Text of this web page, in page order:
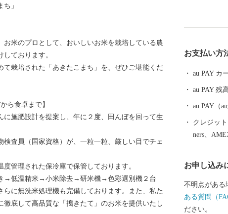
」
お米のプロとして、おいしいお米を栽培している農
ております。
て栽培された「あきたこまち」を、ぜひご堪能くだ
ら食卓まで】
に施肥設計を提案し、年に２度、田んぼを回って生
検査員（国家資格）が、一粒一粒、厳しい目でチェ
管理された保冷庫で保管しております。
→低温精米→小米除去→研米機→色彩選別機２台
に無洗米処理機も完備しております。また、私た
底して高品質な「搗きたて」のお米を提供いたし
わせ、様々
豊かな自然環
にも大きく
田市内を走
と、秋田県
車窓の外に
界一の綴子大
跡、田舎ス
文化・食・
お支払い方
au PAY カ
au PAY 残
au PAY（
クレジッ
ners、
お申し込み
不明点がある
ある質問（
ださい。